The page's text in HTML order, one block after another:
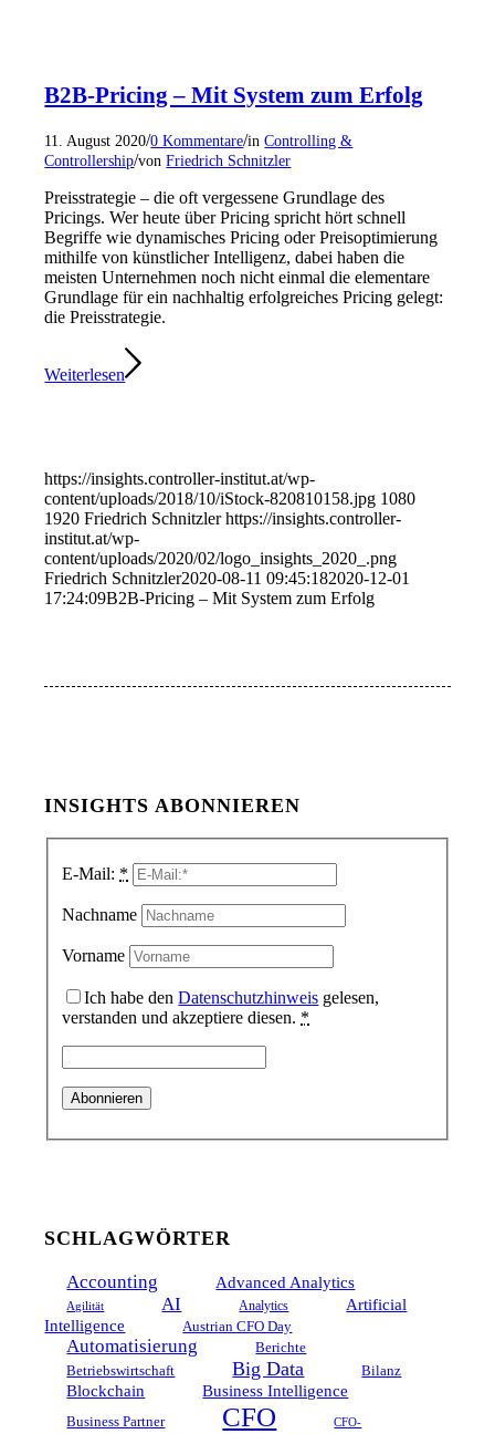
B2B-Pricing – Mit System zum Erfolg
11. August 2020/0 Kommentare/inControlling &
Controllership/vonFriedrich Schnitzler
Preisstrategie – die oft vergessene Grundlage des
Pricings. Wer heute über Pricing spricht hört schnell
Begriffe wie dynamisches Pricing oder Preisoptimierung
mithilfe von künstlicher Intelligenz, dabei haben die
meisten Unternehmen noch nicht einmal die elementare
Grundlage für ein nachhaltig erfolgreiches Pricing gelegt:
die Preisstrategie.
Weiterlesen
https://insights.controller-institut.at/wp-
content/uploads/2018/10/iStock-820810158.jpg 1080
1920 Friedrich Schnitzler https://insights.controller-
institut.at/wp-
content/uploads/2020/02/logo_insights_2020_.png
Friedrich Schnitzler2020-08-11 09:45:182020-12-01
17:24:09B2B-Pricing – Mit System zum Erfolg
INSIGHTS ABONNIEREN
E-Mail: *
Nachname
Vorname
Ich habe denDatenschutzhinweis gelesen,
verstanden und akzeptiere diesen. *
SCHLAGWÖRTER
Accounting
Advanced Analytics
Agilität AI Analytics
Artificial
Intelligence
Austrian CFO Day
Automatisierung
Berichte
Betriebswirtschaft
Big Data Bilanz
Blockchain Business Intelligence
Business Partner CFO
CFO-